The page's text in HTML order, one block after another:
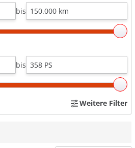
bis
bis
Weitere Filter